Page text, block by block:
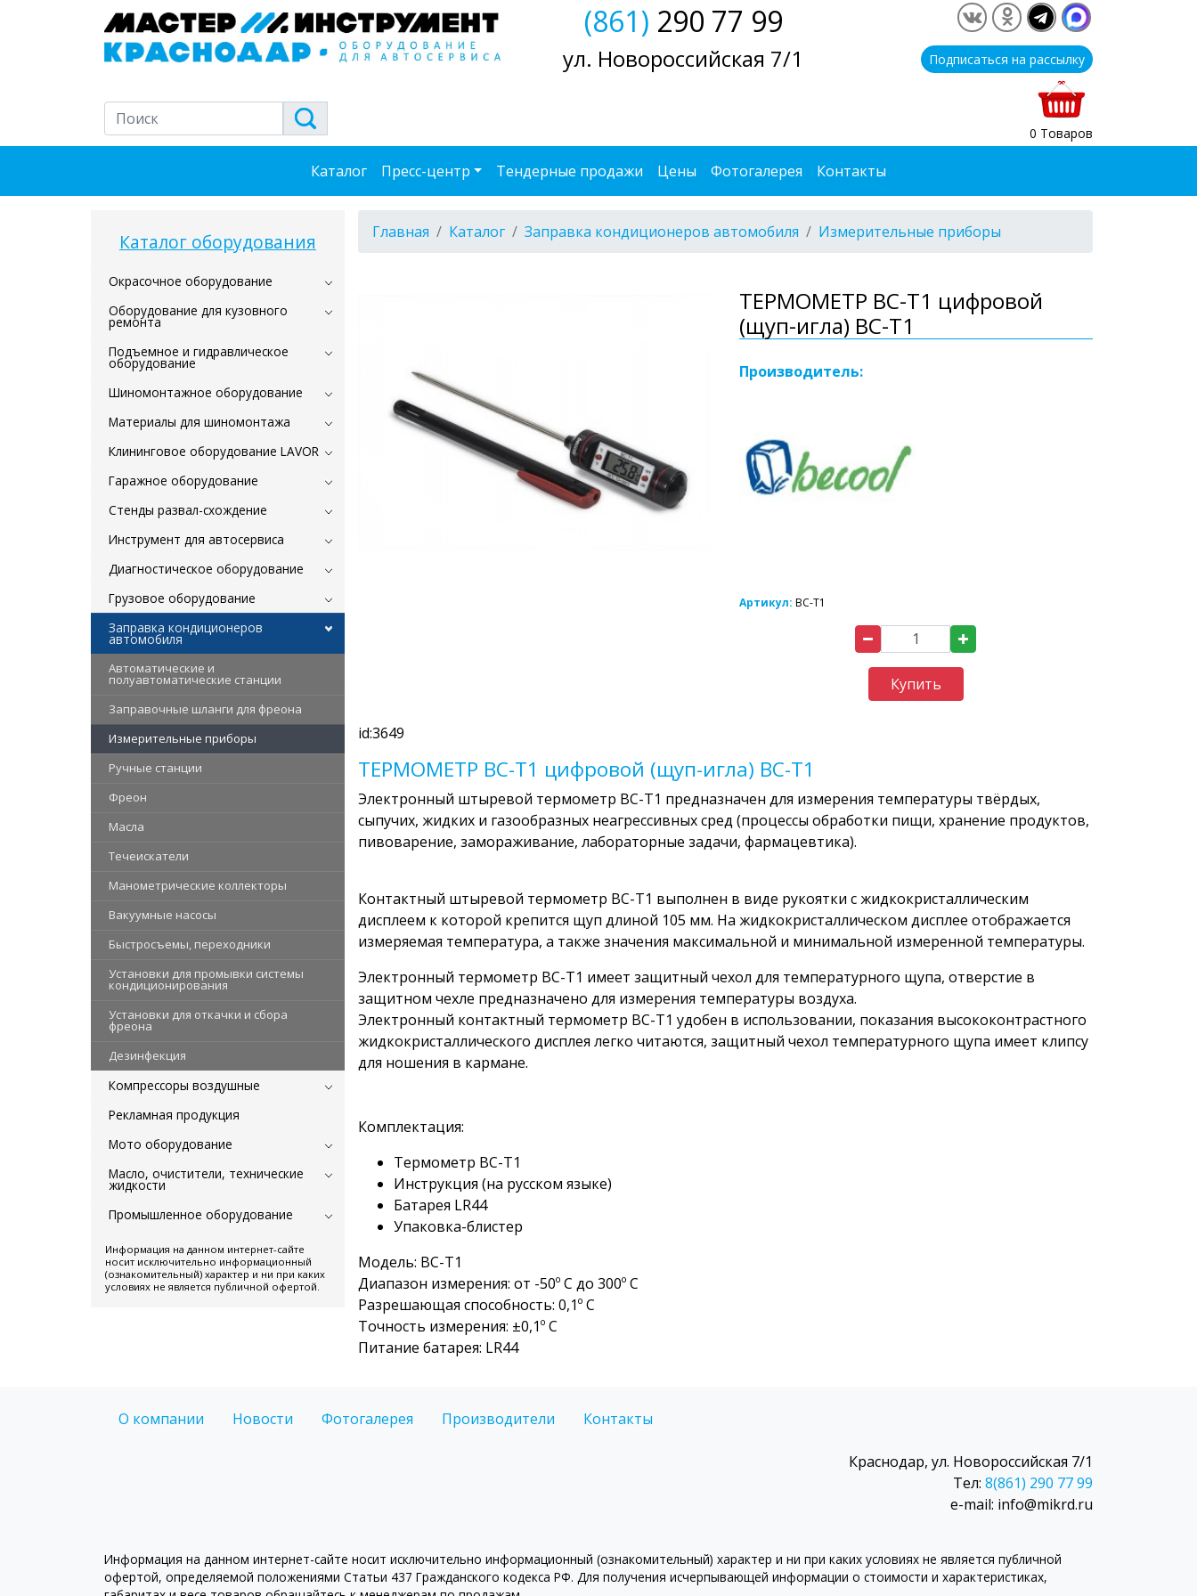
(861) 290 77 99
ул. Новороссийская 7/1 Подписаться на рассылку
0 Товаров
Каталог Пресс-центр Тендерные продажи Цены Фотогалерея Контакты
Каталог оборудования
Окрасочное оборудование
Оборудование для кузовного
ремонта
Подъемное и гидравлическое
оборудование
Шиномонтажное оборудование
Материалы для шиномонтажа
Клининговое оборудование LAVOR
Гаражное оборудование
Стенды развал-схождение
Инструмент для автосервиса
Диагностическое оборудование
Грузовое оборудование
Заправка кондиционеров
автомобиля
Автоматические и
полуавтоматические станции
Заправочные шланги для фреона
Измерительные приборы
Ручные станции
Фреон
Масла
Течеискатели
Манометрические коллекторы
Вакуумные насосы
Быстросъемы, переходники
Установки для промывки системы
кондиционирования
Установки для откачки и сбора
фреона
Дезинфекция
Компрессоры воздушные
Рекламная продукция
Мото оборудование
Масло, очистители, технические
жидкости
Промышленное оборудование
Информация на данном интернет-сайте
носит исключительно информационный
(ознакомительный) характер и ни при каких
условиях не является публичной офертой.
Главная Каталог Заправка кондиционеров автомобиля Измерительные приборы
ТЕРМОМЕТР BC-T1 цифровой
(щуп-игла) BC-T1
Производитель:
Артикул: BC-T1
Купить
id:3649
ТЕРМОМЕТР BC-T1 цифровой (щуп-игла) BC-T1
Электронный штыревой термометр BC-T1 предназначен для измерения температуры твёрдых,
сыпучих, жидких и газообразных неагрессивных сред (процессы обработки пищи, хранение продуктов,
пивоварение, замораживание, лабораторные задачи, фармацевтика).
Контактный штыревой термометр BC-T1 выполнен в виде рукоятки с жидкокристаллическим
дисплеем к которой крепится щуп длиной 105 мм. На жидкокристаллическом дисплее отображается
измеряемая температура, а также значения максимальной и минимальной измеренной температуры.
Электронный термометр BC-T1 имеет защитный чехол для температурного щупа, отверстие в
защитном чехле предназначено для измерения температуры воздуха.
Электронный контактный термометр BC-T1 удобен в использовании, показания высококонтрастного
жидкокристаллического дисплея легко читаются, защитный чехол температурного щупа имеет клипсу
для ношения в кармане.
Комплектация:
Термометр BC-T1
Инструкция (на русском языке)
Батарея LR44
Упаковка-блистер
Модель: BC-T1
Диапазон измерения: от -50º С до 300º С
Разрешающая способность: 0,1º С
Точность измерения: ±0,1º С
Питание батарея: LR44
О компании Новости Фотогалерея Производители Контакты
Краснодар, ул. Новороссийская 7/1
Тел: 8(861) 290 77 99
e-mail: info@mikrd.ru
Информация на данном интернет-сайте носит исключительно информационный (ознакомительный) характер и ни при каких условиях не является публичной
офертой, определяемой положениями Статьи 437 Гражданского кодекса РФ. Для получения исчерпывающей информации о стоимости и характеристиках,